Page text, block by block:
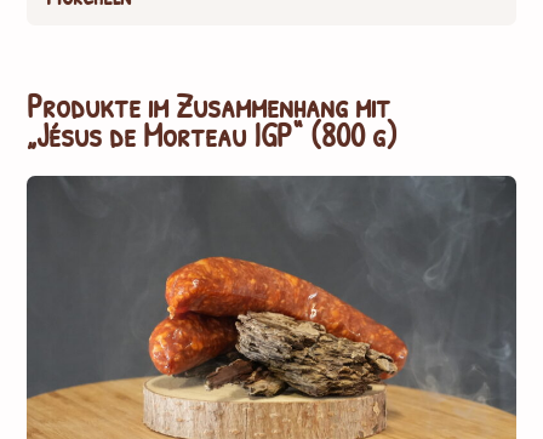
Produkte im Zusammenhang mit
„Jésus de Morteau IGP“ (800 g)